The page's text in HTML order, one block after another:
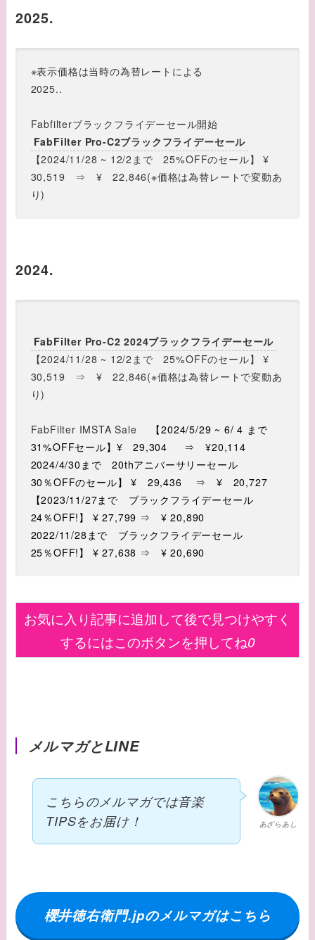
2025.
※表示価格は当時の為替レートによる
2025..
Fabfilterブラックフライデーセール開始
FabFilter Pro-C2ブラックフライデーセール
【2024/11/28 ~ 12/2まで 25%OFFのセール】 ¥
30,519 ⇒ ¥ 22,846(※価格は為替レートで変動あ
り)
2024.
FabFilter Pro-C2 2024ブラックフライデーセール
【2024/11/28 ~ 12/2まで 25%OFFのセール】 ¥
30,519 ⇒ ¥ 22,846(※価格は為替レートで変動あ
り)
FabFilter IMSTA Sale
【2024/5/29 ~ 6/ 4 まで
31%OFFセール】¥ 29,304
⇒ ¥20,114
2024/4/30まで 20thアニバーサリーセール
30％OFFのセール】 ¥ 29,436 ⇒ ¥ 20,727
【2023/11/27まで ブラックフライデーセール
24％OFF!】 ¥ 27,799 ⇒ ¥ 20,890
2022/11/28まで ブラックフライデーセール
25％OFF!】 ¥ 27,638 ⇒ ¥ 20,690
お気に入り記事に追加して後で見つけやすく
するにはこのボタンを押してね0
メルマガとLINE
あざらあし
こちらのメルマガでは音楽
TIPSをお届け！
櫻井徳右衛門.jpのメルマガはこちら